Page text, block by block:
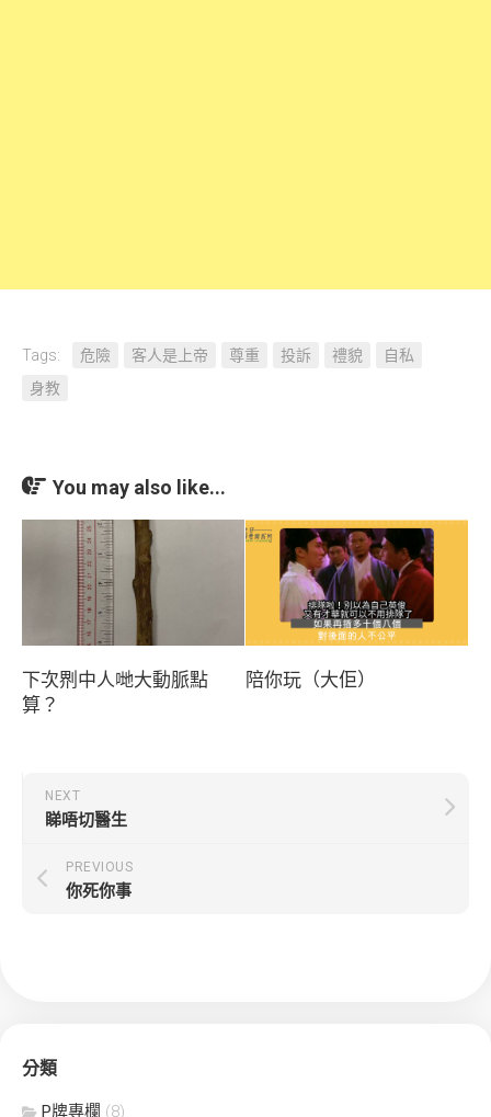
Tags: 危險 客人是上帝 尊重 投訴 禮貌
自私
身教
You may also like...
下次𠝹中人哋大動脈點
算？
陪你玩（大佢）
NEXT
睇唔切醫生
PREVIOUS
你死你事
分類
P牌專欄 (8)